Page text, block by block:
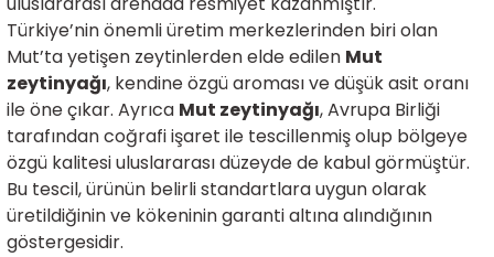
Türkiye’nin önemli üretim merkezlerinden biri olan
Mut’ta yetişen zeytinlerden elde edilen Mut
zeytinyağı, kendine özgü aroması ve düşük asit oranı
ile öne çıkar. Ayrıca Mut zeytinyağı, Avrupa Birliği
tarafından coğrafi işaret ile tescillenmiş olup bölgeye
özgü kalitesi uluslararası düzeyde de kabul görmüştür.
Bu tescil, ürünün belirli standartlara uygun olarak
üretildiğinin ve kökeninin garanti altına alındığının
göstergesidir.